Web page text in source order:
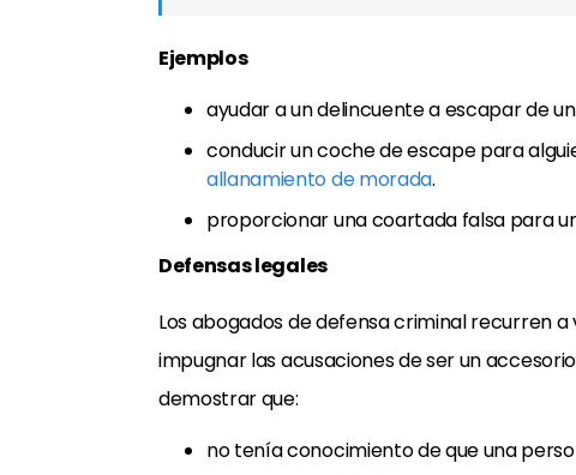
Ejemplos
ayudar a un delincuente a escapar de
conducir un coche de escape para
allanamiento de morada.
proporcionar una coartada falsa para
Defensas legales
Los abogados de defensa criminal recurren
impugnar las acusaciones de ser un
demostrar que:
no tenía conocimiento de que una